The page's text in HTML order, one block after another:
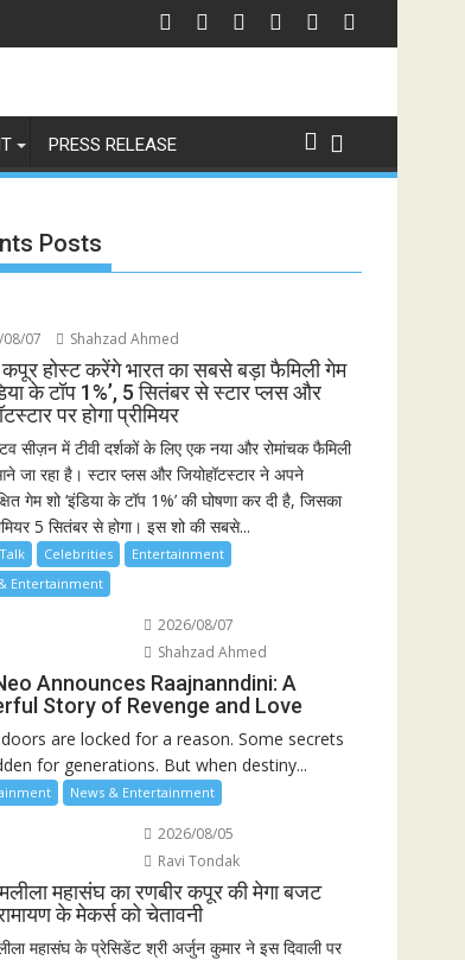
के समर्थन में उतरीं एक्ट्रेस खुशी भारद्वाज, इंस्टाग्राम पोस्ट में बोलीं— "स्टूडेंट्स
PRESS RELEASE
Posts
07 Shahzad Ahmed
होस्ट करेंगे भारत का सबसे बड़ा फैमिली गेम
के टॉप 1%’, 5 सितंबर से स्टार प्लस और
पर होगा प्रीमियर
सीज़न में टीवी दर्शकों के लिए एक नया और रोमांचक फैमिली
जा रहा है। स्टार प्लस और जियोहॉटस्टार ने अपने
गेम शो ‘इंडिया के टॉप 1%’ की घोषणा कर दी है, जिसका
5 सितंबर से होगा। इस शो की सबसे...
Celebrities
Entertainment
Entertainment
2026/08/07
Shahzad Ahmed
Announces Raajnanndini: A
Story of Revenge and Love
are locked for a reason. Some secrets
for generations. But when destiny...
News & Entertainment
2026/08/05
Ravi Tondak
महासंघ का रणबीर कपूर की मेगा बजट
के मेकर्स को चेतावनी
महासंघ के प्रेसिडेंट श्री अर्जुन कुमार ने इस दिवाली पर